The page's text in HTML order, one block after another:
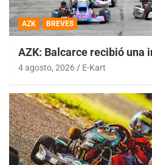
AZK BREVES
AZK: Balcarce recibió una
4 agosto, 2026 E-Kart